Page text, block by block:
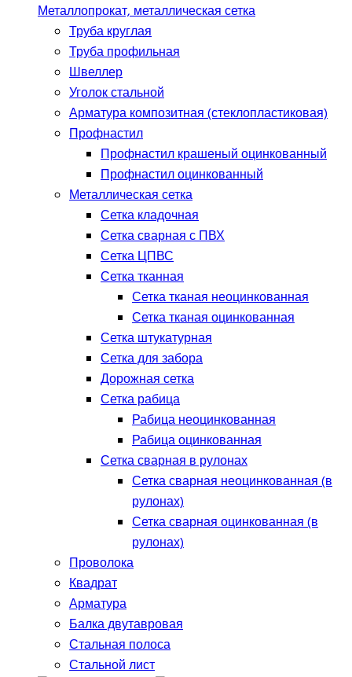
Металлопрокат, металлическая сетка
Труба круглая
Труба профильная
Швеллер
Уголок стальной
Арматура композитная (стеклопластиковая)
Профнастил
Профнастил крашеный оцинкованный
Профнастил оцинкованный
Металлическая сетка
Сетка кладочная
Сетка сварная с ПВХ
Сетка ЦПВС
Сетка тканная
Сетка тканая неоцинкованная
Сетка тканая оцинкованная
Сетка штукатурная
Сетка для забора
Дорожная сетка
Сетка рабица
Рабица неоцинкованная
Рабица оцинкованная
Сетка сварная в рулонах
Сетка сварная неоцинкованная (в
рулонах)
Сетка сварная оцинкованная (в
рулонах)
Проволока
Квадрат
Арматура
Балка двутавровая
Стальная полоса
Стальной лист